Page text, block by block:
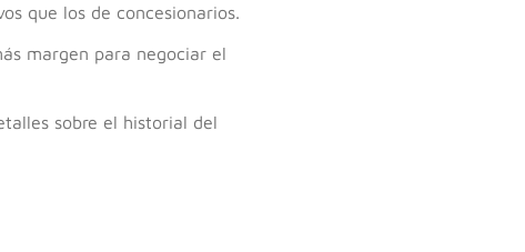
que los de concesionarios.
margen para negociar el
sobre el historial del